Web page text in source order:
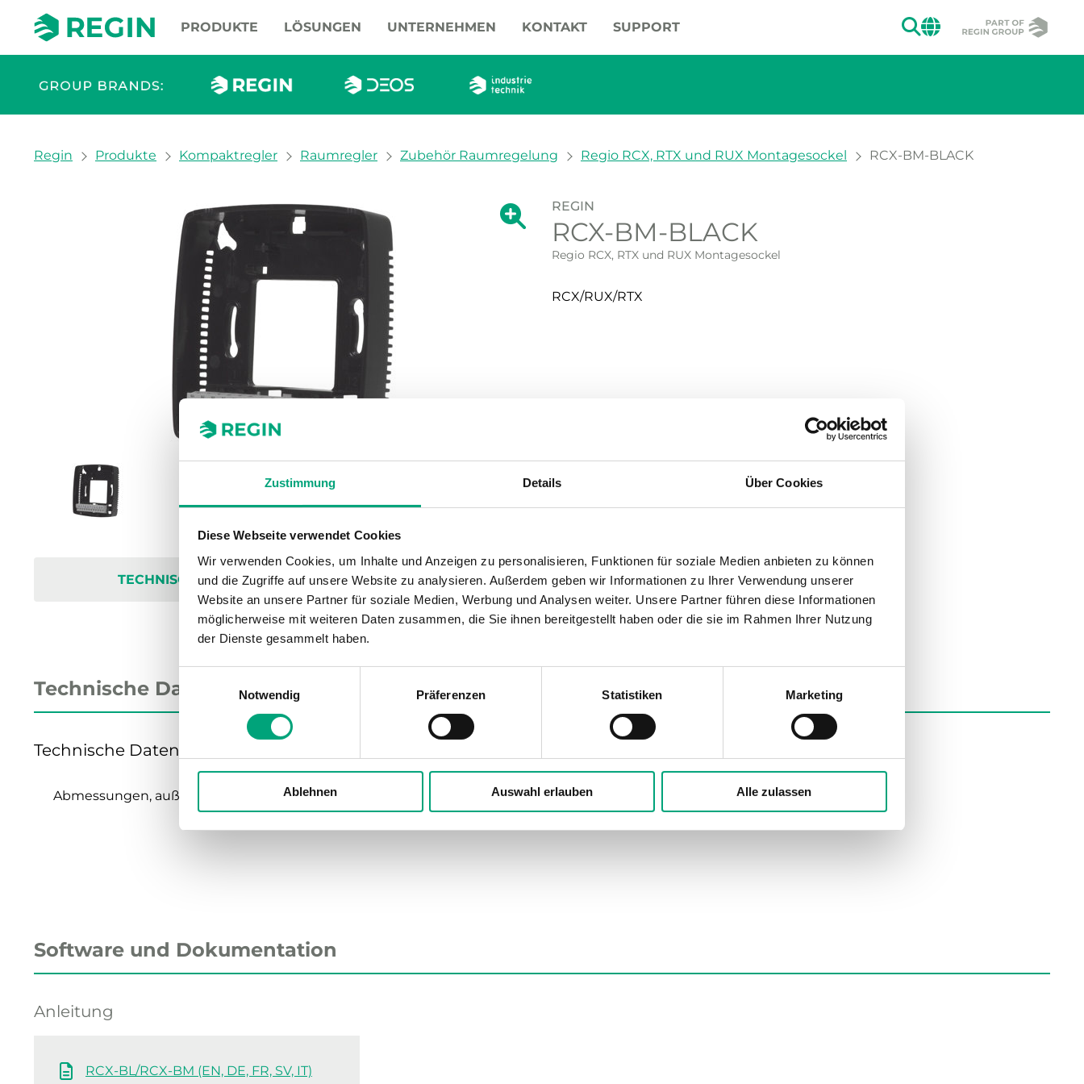
Zustimmung Details Über Cookies
Diese Webseite verwendet Cookies
Wir verwenden Cookies, um Inhalte und Anzeigen zu personalisieren, Funktionen für soziale Medien anbieten zu können
und die Zugriffe auf unsere Website zu analysieren. Außerdem geben wir Informationen zu Ihrer Verwendung unserer
Website an unsere Partner für soziale Medien, Werbung und Analysen weiter. Unsere Partner führen diese Informationen
möglicherweise mit weiteren Daten zusammen, die Sie ihnen bereitgestellt haben oder die sie im Rahmen Ihrer Nutzung
der Dienste gesammelt haben.
Notwendig
Präferenzen Statistiken Marketing
Ablehnen Auswahl erlauben Alle zulassen
PRODUKTE LÖSUNGEN UNTERNEHMEN KONTAKT SUPPORT SUCHEN
CHANGE
You are here:
Regin Produkte Kompaktregler Raumregler Zubehör Raumregelung Regio RCX, RTX und RUX Montagesockel RCX-BM-BLACK
Zeige große Version des Bildes.
Zeige große Version des Bildes.
REGIN
RCX-BM-BLACK
Regio RCX, RTX und RUX Montagesockel
RCX/RUX/RTX
TECHNISCHE DATEN SOFTWARE UND DOKUMENTATION
Technische Daten
Technische Daten für Regio RCX, RTX und RUX Montagesockel
Abmessungen, außen (B x H x T) 90x90x26 mm
Software und Dokumentation
Anleitung
RCX-BL/RCX-BM (EN, DE, FR, SV, IT)